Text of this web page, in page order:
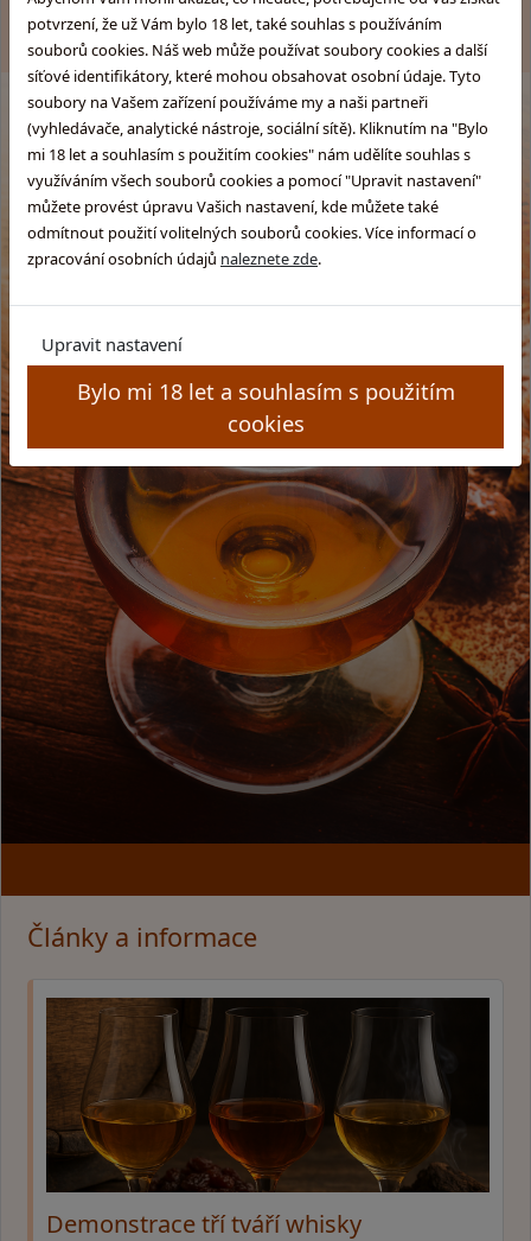
potvrzení, že už Vám bylo 18 let, také souhlas s používáním
souborů cookies. Náš web může používat soubory cookies a další
síťové identifikátory, které mohou obsahovat osobní údaje. Tyto
soubory na Vašem zařízení používáme my a naši partneři
(vyhledávače, analytické nástroje, sociální sítě). Kliknutím na "Bylo
mi 18 let a souhlasím s použitím cookies" nám udělíte souhlas s
využíváním všech souborů cookies a pomocí "Upravit nastavení"
můžete provést úpravu Vašich nastavení, kde můžete také
odmítnout použití volitelných souborů cookies. Více informací o
zpracování osobních údajů naleznete zde.
Upravit nastavení
Bylo mi 18 let a souhlasím s použitím
cookies
© GLENTYNO s.r.o. Všechna práva vyhrazena. All rights
reserved.
Články a informace
Demonstrace tří tváří whisky